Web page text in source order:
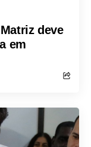
deve
em